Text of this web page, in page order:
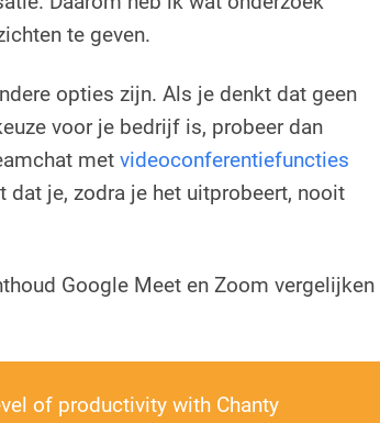
te geven.
opties zijn. Als je denkt dat geen
voor je bedrijf is, probeer dan
met videoconferentiefuncties
dat je, zodra je het uitprobeert, nooit
Google Meet en Zoom vergelijken
of productivity with Chanty